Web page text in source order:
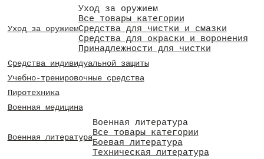
Уход за оружием
Уход за оружием
Все товары категории
Средства для чистки и смазки
Средства для окраски и воронения
Принадлежности для чистки
Средства индивидуальной защиты
Учебно-тренировочные средства
Пиротехника
Военная медицина
Военная литература
Военная литература
Все товары категории
Боевая литература
Техническая литература